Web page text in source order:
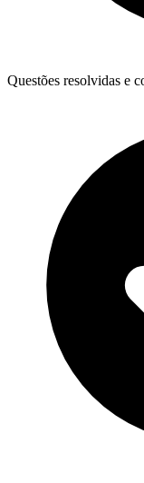
Questões resolvidas e